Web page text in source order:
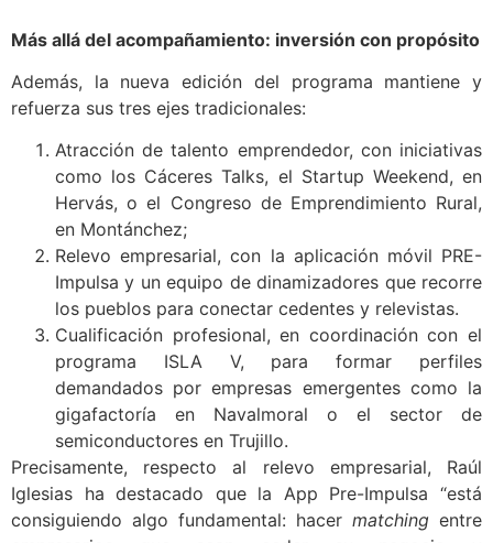
tecnológicos.
Más allá del acompañamiento: inversión con propósito
Además, la nueva edición del programa mantiene y
refuerza sus tres ejes tradicionales:
Atracción de talento emprendedor, con iniciativas
como los Cáceres Talks, el Startup Weekend, en
Hervás, o el Congreso de Emprendimiento Rural,
en Montánchez;
Relevo empresarial, con la aplicación móvil PRE-
Impulsa y un equipo de dinamizadores que recorre
los pueblos para conectar cedentes y relevistas.
Cualificación profesional, en coordinación con el
programa ISLA V, para formar perfiles
demandados por empresas emergentes como la
gigafactoría en Navalmoral o el sector de
semiconductores en Trujillo.
Precisamente, respecto al relevo empresarial, Raúl